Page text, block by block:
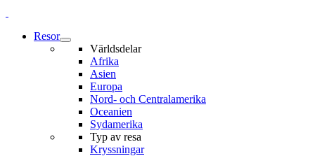
Resor
Världsdelar
Afrika
Asien
Europa
Nord- och Centralamerika
Oceanien
Sydamerika
Typ av resa
Kryssningar